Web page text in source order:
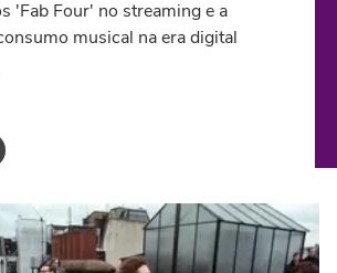
'Fab Four' no streaming e a
musical na era digital